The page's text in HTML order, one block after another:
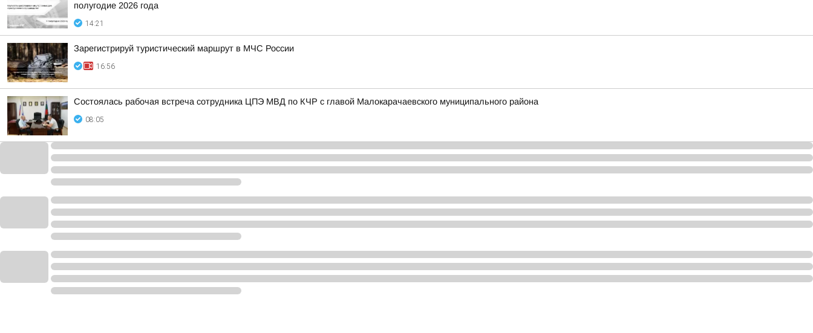
полугодие 2026 года
14:21
Зарегистрируй туристический маршрут в МЧС России
16:56
Состоялась рабочая встреча сотрудника ЦПЭ МВД по КЧР с главой Малокарачаевского муниципального района
08:05